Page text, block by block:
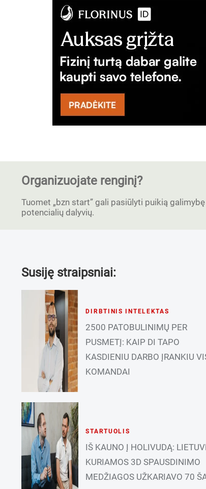
Organizuojate renginį?
Tuomet „bzn start” gali pasiūlyti puikią
potencialių dalyvių.
Susiję straipsniai:
DIRBTINIS INTELEKTAS
2500 PATOBULINIMŲ PER
PUSMETĮ: KAIP DI TAPO
KASDIENIU DARBO ĮRANKIU
KOMANDAI
STARTUOLIS
IŠ KAUNO Į HOLIVUDĄ:
KURIAMOS 3D SPAUSDINIMO
MEDŽIAGOS UŽKARIAVO 70